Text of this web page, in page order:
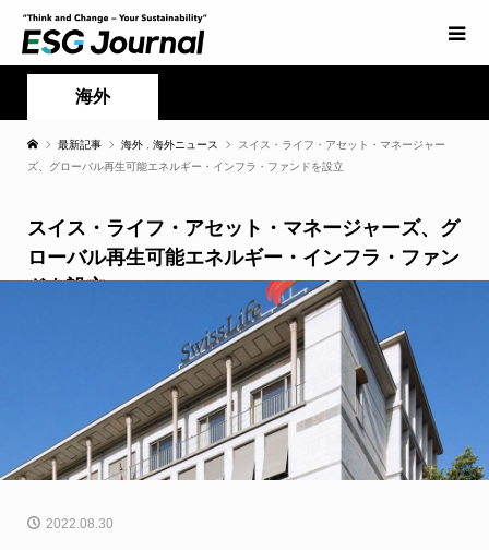
海外
最新記事 海外 海外ニュース
スイス・ライフ・アセット・マネージャー
ズ、グローバル再生可能エネルギー・インフラ・ファンドを設立
スイス・ライフ・アセット・マネージャーズ、グ
ローバル再生可能エネルギー・インフラ・ファン
ドを設立
2022.08.30